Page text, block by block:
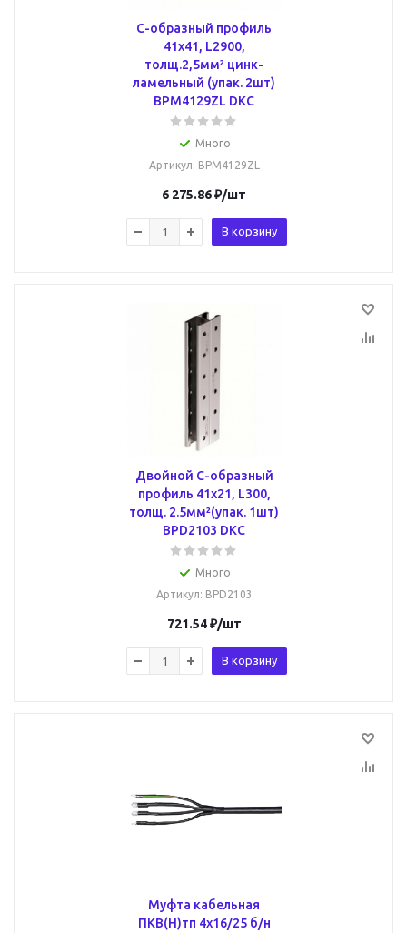
С-образный профиль
41х41, L2900,
толщ.2,5мм² цинк-
ламельный (упак. 2шт)
BPM4129ZL DKC
Много
Артикул: BPM4129ZL
6 275.86₽/шт
В корзину
Двойной С-образный
профиль 41х21, L300,
толщ. 2.5мм²(упак. 1шт)
BPD2103 DKC
Много
Артикул: BPD2103
721.54₽/шт
В корзину
Муфта кабельная
ПКВ(Н)тп 4х16/25 б/н